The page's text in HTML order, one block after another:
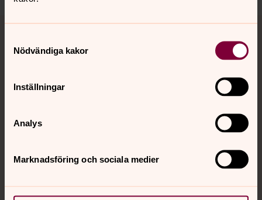
Nödvändiga kakor
Inställningar
Analys
Marknadsföring och sociala medier
Tillbaka till toppen
Tillbaka till innehållet
Kalender
Hitta snabbt